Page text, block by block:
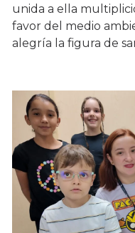
unida a ella
favor del medio
alegría la figura de